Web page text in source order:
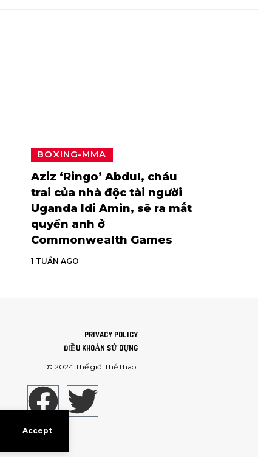
Accept
BOXING-MMA
Aziz ‘Ringo’ Abdul, cháu
trai của nhà độc tài người
Uganda Idi Amin, sẽ ra mắt
quyền anh ở
Commonwealth Games
1 TUẦN AGO
PRIVACY POLICY
ĐIỀU KHOẢN SỬ DỤNG
© 2024Thế giới thể thao